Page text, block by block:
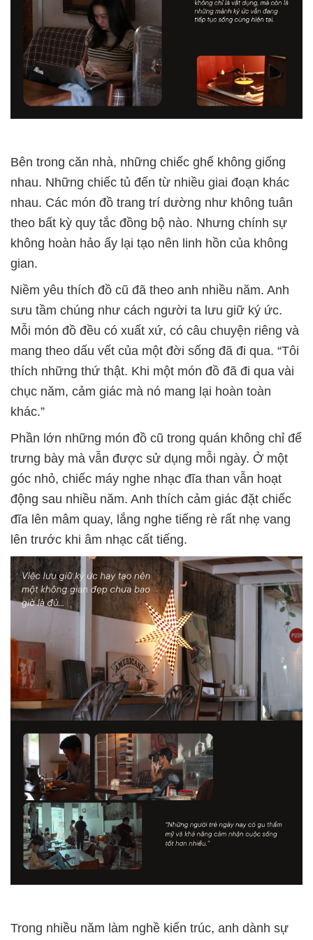
Bên trong căn nhà, những chiếc ghế không giống
nhau. Những chiếc tủ đến từ nhiều giai đoạn khác
nhau. Các món đồ trang trí dường như không tuân
theo bất kỳ quy tắc đồng bộ nào. Nhưng chính sự
không hoàn hảo ấy lại tạo nên linh hồn của không
gian.
Niềm yêu thích đồ cũ đã theo anh nhiều năm. Anh
sưu tầm chúng như cách người ta lưu giữ ký ức.
Mỗi món đồ đều có xuất xứ, có câu chuyện riêng và
mang theo dấu vết của một đời sống đã đi qua. “Tôi
thích những thứ thật. Khi một món đồ đã đi qua vài
chục năm, cảm giác mà nó mang lại hoàn toàn
khác.”
Phần lớn những món đồ cũ trong quán không chỉ để
trưng bày mà vẫn được sử dụng mỗi ngày. Ở một
góc nhỏ, chiếc máy nghe nhạc đĩa than vẫn hoạt
động sau nhiều năm. Anh thích cảm giác đặt chiếc
đĩa lên mâm quay, lắng nghe tiếng rè rất nhẹ vang
lên trước khi âm nhạc cất tiếng.
Trong nhiều năm làm nghề kiến trúc, anh dành sự